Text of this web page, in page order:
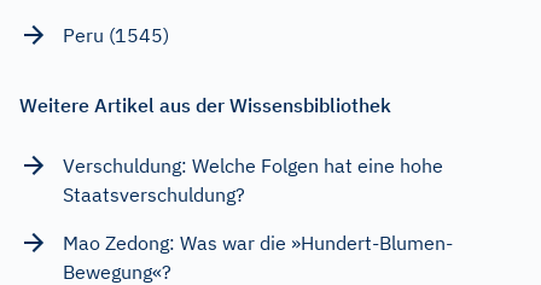
Peru (1545)
Weitere Artikel aus der Wissensbibliothek
Verschuldung: Welche Folgen hat eine hohe
Staatsverschuldung?
Mao Zedong: Was war die »Hundert-Blumen-
Bewegung«?